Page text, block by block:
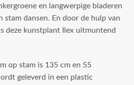
en langwerpige bladeren
stam dansen. En door de hulp van
deze kunstplant Ilex uitmuntend
op stam is 135 cm en 55
geleverd in een plastic